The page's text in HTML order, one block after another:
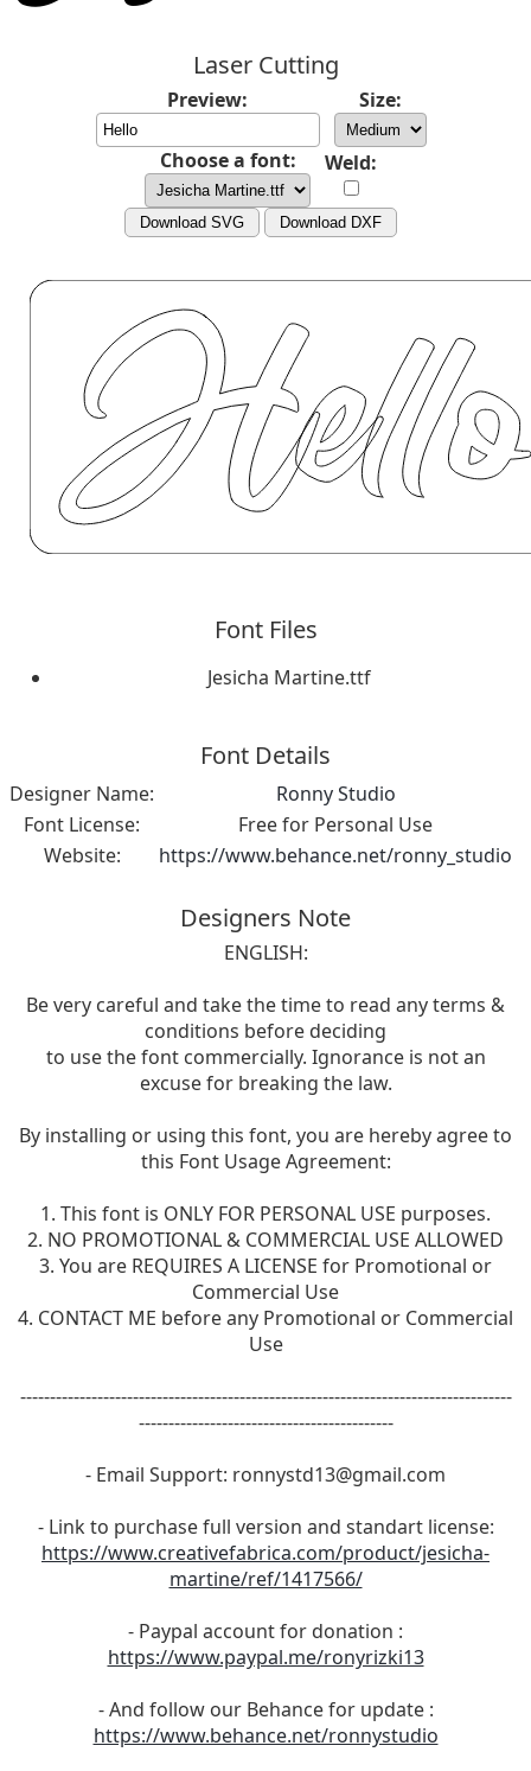
Laser Cutting
Preview: Size:
Choose a font: Weld:
Download SVG Download DXF
Font Files
Jesicha Martine.ttf
Font Details
Designer Name:
Ronny Studio
Font License:
Free for Personal Use
Website:
https://www.behance.net/ronny_studio
Designers Note
ENGLISH:
Be very careful and take the time to read any terms &
conditions before deciding
to use the font commercially. Ignorance is not an
excuse for breaking the law.
By installing or using this font, you are hereby agree to
this Font Usage Agreement:
1. This font is ONLY FOR PERSONAL USE purposes.
2. NO PROMOTIONAL & COMMERCIAL USE ALLOWED
3. You are REQUIRES A LICENSE for Promotional or
Commercial Use
4. CONTACT ME before any Promotional or Commercial
Use
-----------------------------------------------------------------------------------
-------------------------------------------
- Email Support: ronnystd13@gmail.com
- Link to purchase full version and standart license:
https://www.creativefabrica.com/product/jesicha-
martine/ref/1417566/
- Paypal account for donation :
https://www.paypal.me/ronyrizki13
- And follow our Behance for update :
https://www.behance.net/ronnystudio